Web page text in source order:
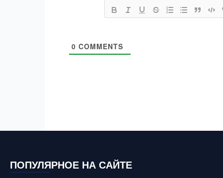
0 COMMENTS
ПОПУЛЯРНОЕ НА САЙТЕ